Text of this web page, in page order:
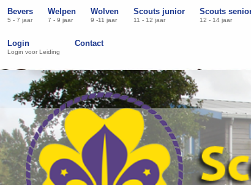
Bevers
5 - 7 jaar
Welpen
7 - 9 jaar
Wolven
9 -11 jaar
Scouts junior
11 - 12 jaar
Scouts
12 - 14 jaar
Login
Login voor Leiding
Contact